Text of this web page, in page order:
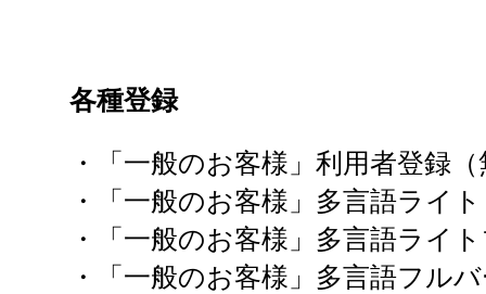
各種登録
・「一般のお客様」利用者登録
・「一般のお客様」多言語ライ
・「一般のお客様」多言語ライ
・「一般のお客様」多言語フル